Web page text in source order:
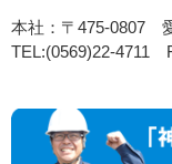
本社：〒475-0807
TEL:(0569)22-4711